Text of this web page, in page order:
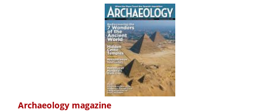
Archaeology magazine